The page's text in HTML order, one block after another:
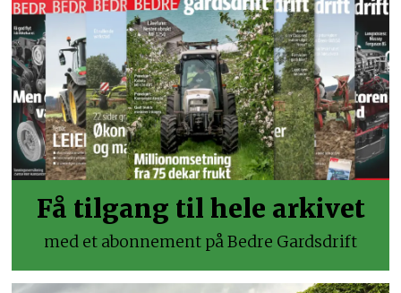
Få tilgang til hele arkivet
med et abonnement på Bedre Gardsdrift